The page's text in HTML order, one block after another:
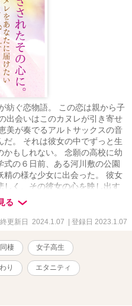
紡ぐ恋物語。 この恋は親から子
会いはこのカヌレが引き寄せ
美が奏でるアルトサックスの音
。 それは彼女の中でずっと生
かもしれない。 念願の高校に幼
の６日前、ある河川敷の公園
精の様な少女に出会った。 彼女
く、その彼女の心を映し出す
は最愛の人を亡くした彼女の苦
るようだった。 僕はその妖精
が、彼女の本当の心の中には踏
運命は時に悪戯をする。 僕の両
な彼女と共に暮らす事にな
を。 僕はただ彼女、恵美の傍
僕は三浦恵美を愛したい。 閉
いく。 フランス・ボルドーの
してその姿は一度は消えた。
る
終更新日 2024.1.07 | 登録日 2023.1.07
同棲 女子高生
り エタニティ